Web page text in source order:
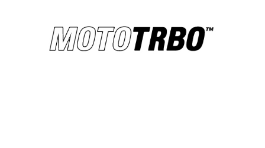
Portatiles Digital
WAVE PTX